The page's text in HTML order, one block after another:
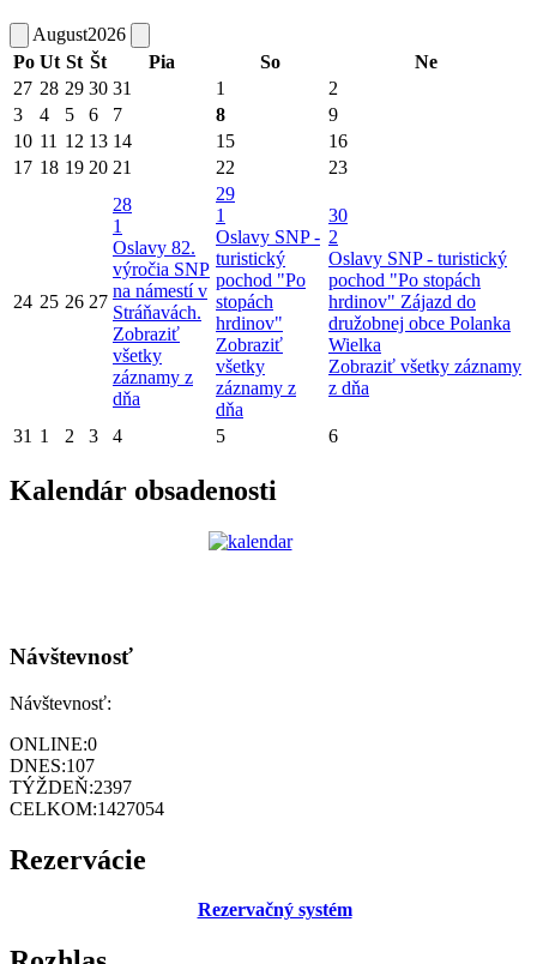
August2026
Po Ut St Št Pia So
Ne
27 28 29 30 31 1
2
3
4 5 6 7 8
9
10 11 12 13 14 15
16
17 18 19 20 21 22 23
24 25 26 27
28
1
Oslavy 82.
výročia SNP
na námestí v
Stráňavách.
Zobraziť
všetky
záznamy z
dňa
29
1
Oslavy SNP -
turistický
pochod "Po
stopách
hrdinov"
Zobraziť
všetky
záznamy z
dňa
30
2
Oslavy SNP - turistický
pochod "Po stopách
hrdinov" Zájazd do
družobnej obce Polanka
Wielka
Zobraziť všetky záznamy
z dňa
31 1 2 3 4 5 6
Kalendár obsadenosti
Návštevnosť
Návštevnosť:
ONLINE:0
DNES:107
TÝŽDEŇ:2397
CELKOM:1427054
Rezervácie
Rezervačný systém